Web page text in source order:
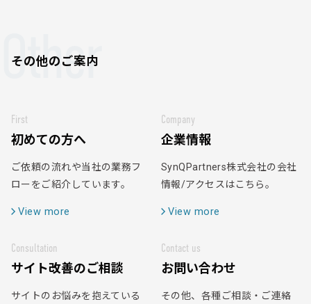
Other
その他のご案内
First
初めての方へ
ご依頼の流れや当社の業務フ
ローをご紹介しています。
View more
Company
企業情報
SynQPartners株式会社の会社
情報/アクセスはこちら。
View more
Consultation
サイト改善のご相談
サイトのお悩みを抱えている
Contact us
お問い合わせ
その他、各種ご相談・ご連絡